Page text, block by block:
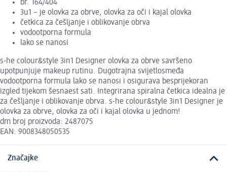
br. 164/404
3u1 – je olovka za obrve, olovka za oči i kajal olovka
četkica za češljanje i oblikovanje obrva
vodootporna formula
lako se nanosi
s-he colour&style 3in1 Designer olovka za obrve savršeno
upotpunjuje makeup rutinu. Dugotrajna svijetlosmeđa
vodootporna formula lako se nanosi i osigurava besprijekoran
izgled tijekom šesnaest sati. Integrirana spiralna četkica idealna je
za češljanje i oblikovanje obrva. s-he colour&style 3in1 Designer je
olovka za obrve, olovka za oči i kajal olovka u jednom!
dm broj proizvoda: 2487075
EAN: 9008348050535
Značajke